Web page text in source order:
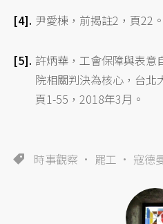
尹愛棟，前揭註2，頁22。
許炳華，工會保障與表
院相關判決為核心，台北
頁1-55，2018年3月。
時事觀察 罷工 寇德